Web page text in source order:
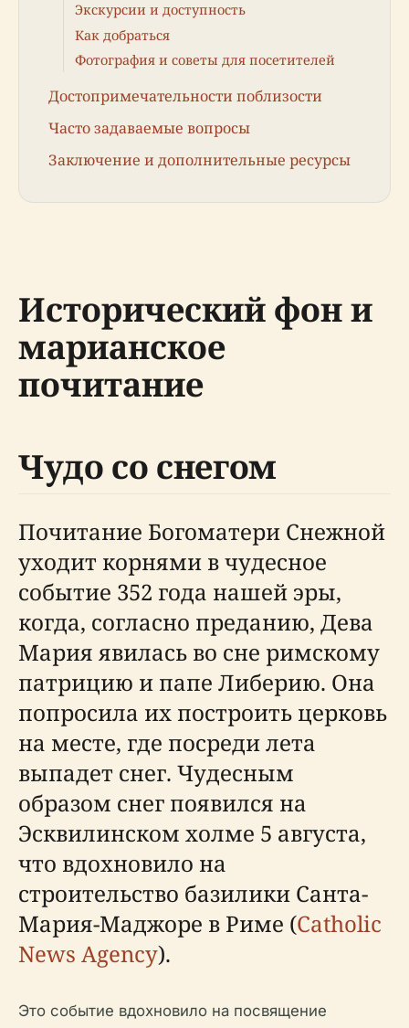
Экскурсии и доступность
Как добраться
Фотография и советы для посетителей
Достопримечательности поблизости
Часто задаваемые вопросы
Заключение и дополнительные ресурсы
Исторический фон и
марианское
почитание
Чудо со снегом
Почитание Богоматери Снежной
уходит корнями в чудесное
событие 352 года нашей эры,
когда, согласно преданию, Дева
Мария явилась во сне римскому
патрицию и папе Либерию. Она
попросила их построить церковь
на месте, где посреди лета
выпадет снег. Чудесным
образом снег появился на
Эсквилинском холме 5 августа,
что вдохновило на
строительство базилики Санта-
Мария-Маджоре в Риме (Catholic
News Agency).
Это событие вдохновило на посвящение